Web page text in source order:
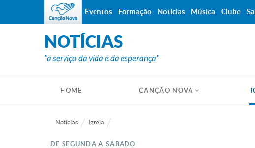
NOTÍCIAS
"a serviço da vida e da esperança"
HOME CANÇÃO NOVA
Notícias Igreja
DE SEGUNDA A SÁBADO
Eventos Formação Notícias Música Clube